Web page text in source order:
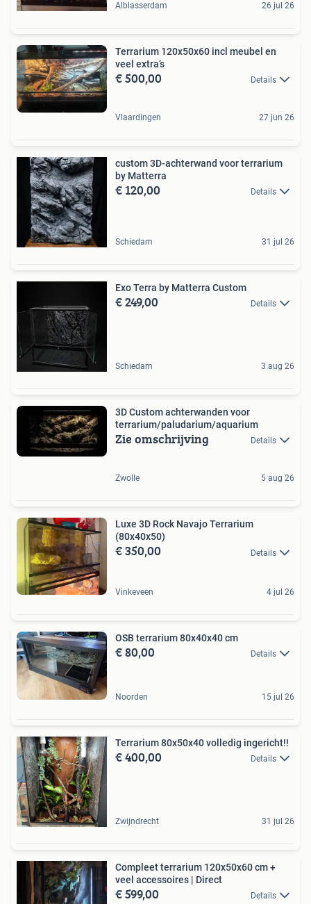
Alblasserdam 26 jul 26
Terrarium 120x50x60 incl meubel en
veel extra’s
€ 500,00 Details
Vlaardingen 27 jun 26
custom 3D-achterwand voor terrarium
by Matterra
€ 120,00 Details
Schiedam 31 jul 26
Exo Terra by Matterra Custom
€ 249,00 Details
Schiedam 3 aug 26
3D Custom achterwanden voor
terrarium/paludarium/aquarium
Zie omschrijving Details
Zwolle 5 aug 26
Luxe 3D Rock Navajo Terrarium
(80x40x50)
€ 350,00 Details
Vinkeveen 4 jul 26
OSB terrarium 80x40x40 cm
€ 80,00 Details
Noorden 15 jul 26
Terrarium 80x50x40 volledig ingericht!!
€ 400,00 Details
Zwijndrecht 31 jul 26
Compleet terrarium 120x50x60 cm +
veel accessoires | Direct
€ 599,00 Details